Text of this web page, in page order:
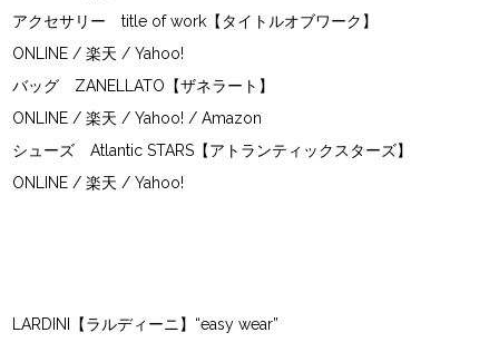
アクセサリーtitle of work【タイトルオブワーク】
ONLINE /楽天 /Yahoo!
バッグ ZANELLATO【ザネラート】
ONLINE /楽天 /Yahoo! /Amazon
シューズAtlantic STARS【アトランティックスターズ】
ONLINE /楽天 /Yahoo!
LARDINI【ラルディーニ】“easy wear”